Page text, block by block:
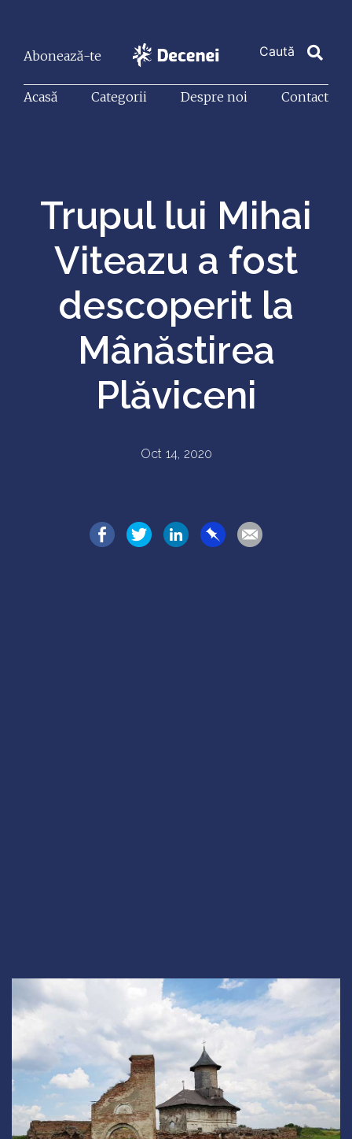
Abonează-te
Acasă Categorii Despre noi Contact
Trupul lui Mihai
Viteazu a fost
descoperit la
Mânăstirea
Plăviceni
Oct 14, 2020